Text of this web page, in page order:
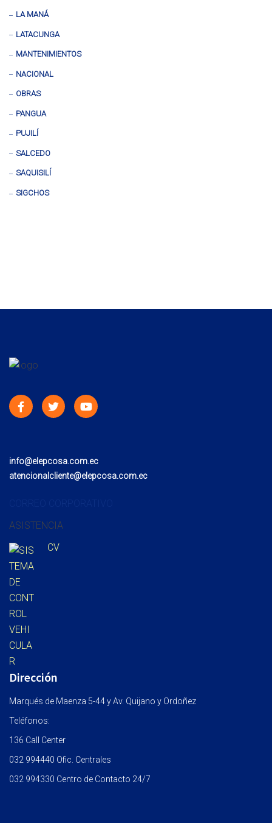
LA MANÁ
LATACUNGA
MANTENIMIENTOS
NACIONAL
OBRAS
PANGUA
PUJILÍ
SALCEDO
SAQUISILÍ
SIGCHOS
info@elepcosa.com.ec
atencionalcliente@elepcosa.com.ec
ASISTENCIA
CV
Dirección
Marqués de Maenza 5-44 y Av. Quijano y Ordoñez
Teléfonos:
136 Call Center
032 994440 Ofic. Centrales
032 994330 Centro de Contacto 24/7